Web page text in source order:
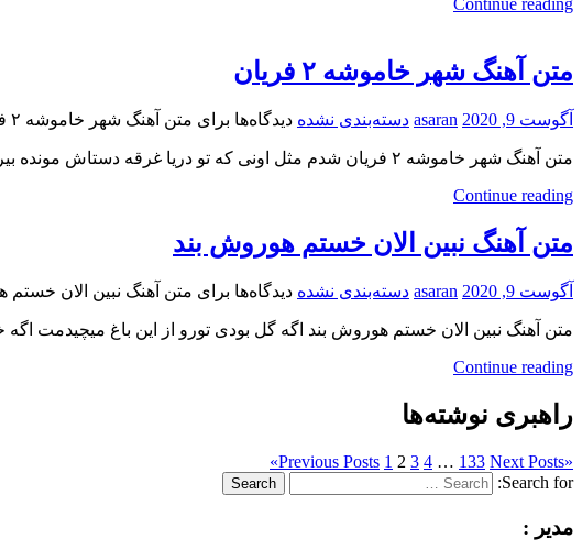
Continue reading
متن آهنگ شهر خاموشه ۲ فریان
آگوست 9, 2020 asaran دسته‌بندی نشده دیدگاه‌ها برای متن آهنگ شهر خاموشه ۲ فریان
متن آهنگ شهر خاموشه ۲ فریان شدم مثل اونی که تو دریا غرقه دستاش مونده بیرون تو که نمیدونی انگاری
Continue reading
متن آهنگ نبین الان خستم هوروش بند
آگوست 9, 2020 asaran دسته‌بندی نشده دیدگاه‌ها برای متن آهنگ نبین الان خستم
متن آهنگ نبین الان خستم هوروش بند اگه گل بودی تورو از این باغ میچیدمت
Continue reading
راهبری نوشته‌ها
«
Previous Posts 1 2 3 4 … 133 Next Posts
»
Search for:
Search
مدیر :